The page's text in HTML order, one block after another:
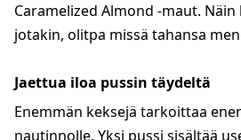
Caramelized Almond -maut.
jotakin, olitpa missä tahansa
Jaettua iloa pussin täydeltä
Enemmän keksejä tarkoittaa
nautinnolle. Yksi pussi sisältää